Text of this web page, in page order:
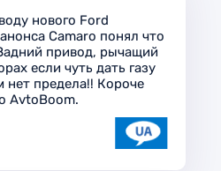
нового Ford
Camaro понял что
привод, рычащий
если чуть дать газу
предела!! Короче
AvtoBoom.